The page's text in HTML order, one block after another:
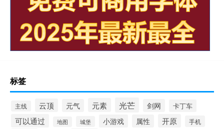
标签
主线 云顶 元气 元素 光芒 剑网 卡丁车
可以通过 地图 城堡 小游戏 属性 开原 手机